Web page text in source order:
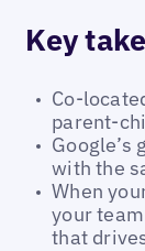
Key
Co-
parent-
with the
When
your
that